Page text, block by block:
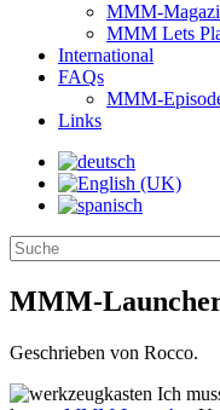
MMM-
MMM Lets
International
FAQs
MMM-
Links
MMM-
Geschrieben von Rocco.
Ich